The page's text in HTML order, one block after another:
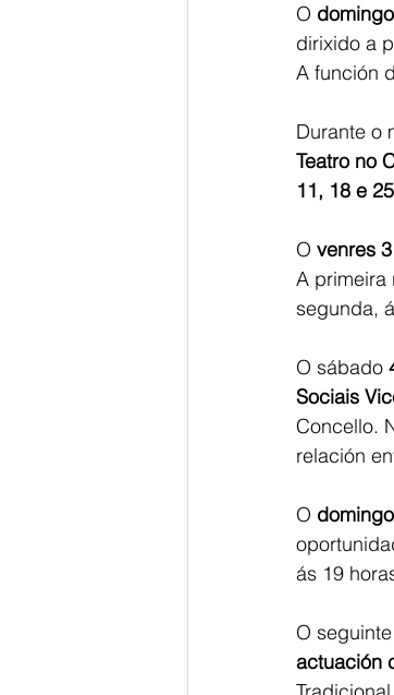
O
dirixido a
A función
Durante o
Teatro no
11, 18 e
O venres
A primeira
segunda,
O sábado
Sociais
Concello.
relación
O
ás 19
O seguinte
actuación